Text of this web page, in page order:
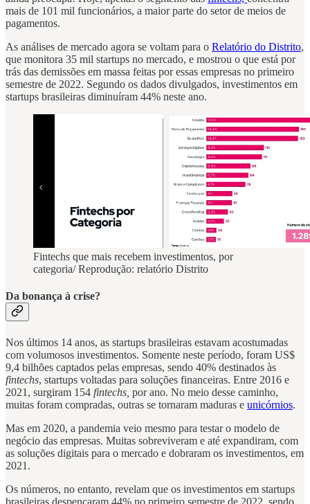
mais de 101 mil funcionários, a maior parte do setor de meios de
pagamentos.
As análises de mercado agora se voltam para o Relatório do Distrito,
que monitora 35 mil startups no mercado, e mostrou o que está por
trás das demissões em massa feitas por essas empresas no primeiro
semestre de 2022. Segundo os dados divulgados, investimentos em
startups brasileiras diminuíram 44% neste ano.
Fintechs que mais recebem investimentos, por
categoria/ Reprodução: relatório Distrito
Da bonança à crise?
Nos últimos 14 anos, as startups brasileiras estavam acostumadas
com volumosos investimentos. Somente neste período, foram US$
9,4 bilhões captados pelas empresas, sendo 40% destinados às
fintechs, startups voltadas para soluções financeiras. Entre 2016 e
2021, surgiram 154 fintechs, por ano. No meio desse caminho,
muitas foram compradas, outras se tornaram maduras e unicórnios.
Mas em 2020, a pandemia veio mesmo para testar o modelo de
negócio das empresas. Muitas sobreviveram e até expandiram, com
as soluções digitais para o mercado e dobraram os investimentos, em
2021.
Os números, no entanto, revelam que os investimentos em startups
brasileiras despencaram 44% no primeiro semestre de 2022, sendo